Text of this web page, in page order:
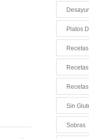
Platos
Sin
Sobras